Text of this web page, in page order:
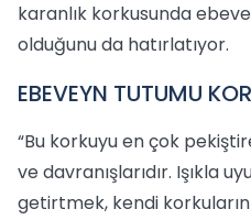
karanlık korkusunda
olduğunu da hatırlatıyor.
EBEVEYN TUTUMU
“Bu korkuyu en çok
ve davranışlarıdır. Işıkla
getirtmek, kendi